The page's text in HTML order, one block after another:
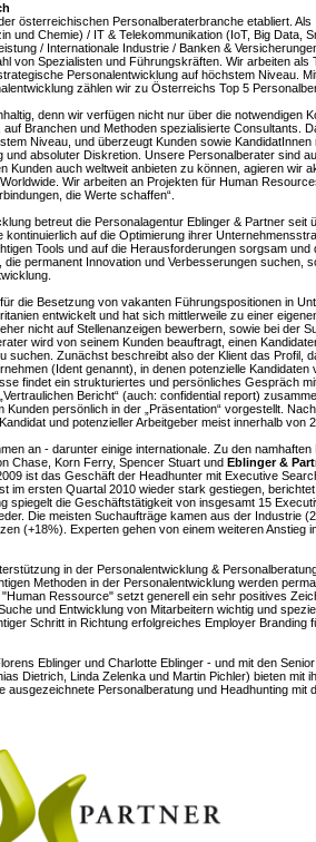
österreichischen Personalberaterbranche etabliert. Als
und Chemie) / IT & Telekommunikation (IoT, Big Data,
/ Internationale Industrie / Banken &
von Spezialisten und Führungskräften. Wir arbeiten als
Personalentwicklung auf höchstem Niveau.
zählen wir zu Österreichs Top 5
denn wir verfügen nicht nur über die notwendigen
Branchen und Methoden spezialisierte Consultants.
Niveau, und überzeugt Kunden sowie KandidatInnen
absoluter Diskretion. Unsere Personalberater sind
auch weltweit anbieten zu können, agieren wir
Wir arbeiten an Projekten für Human
die Werte schaffen“.
betreut die Personalagentur Eblinger & Partner seit
auf die Optimierung ihrer
Tools und auf die Herausforderungen sorgsam und
permanent Innovation und Verbesserungen suchen,
die Besetzung von vakanten Führungspositionen in
entwickelt und hat sich mittlerweile zu einer
nicht auf Stellenanzeigen bewerbern, sowie bei der
wird von seinem Kunden beauftragt, einen
suchen. Zunächst beschreibt also der Klient das Profil,
(Ident genannt), in denen potenzielle Kandidaten
findet ein strukturiertes und persönliches Gespräch
Bericht“ (auch: confidential report)
persönlich in der „Präsentation“ vorgestellt.
und potenzieller Arbeitgeber meist innerhalb von
an - darunter einige internationale. Zu den namhaften
Chase, Korn Ferry, Spencer Stuart und Eblinger &
ist das Geschäft der Headhunter mit Executive
im ersten Quartal 2010 wieder stark gestiegen,
spiegelt die Geschäftstätigkeit von insgesamt 15
Die meisten Suchaufträge kamen aus der Industrie
(+18%). Experten gehen von einem weiteren Anstieg
in der Personalentwicklung &
Methoden in der Personalentwicklung werden
Ressource" setzt generell ein sehr positives
und Entwicklung von Mitarbeitern wichtig und
Schritt in Richtung erfolgreiches Employer Branding
Eblinger und Charlotte Eblinger - und mit den
Dietrich, Linda Zelenka und Martin Pichler) bieten mit
Personalberatung und Headhunting mit